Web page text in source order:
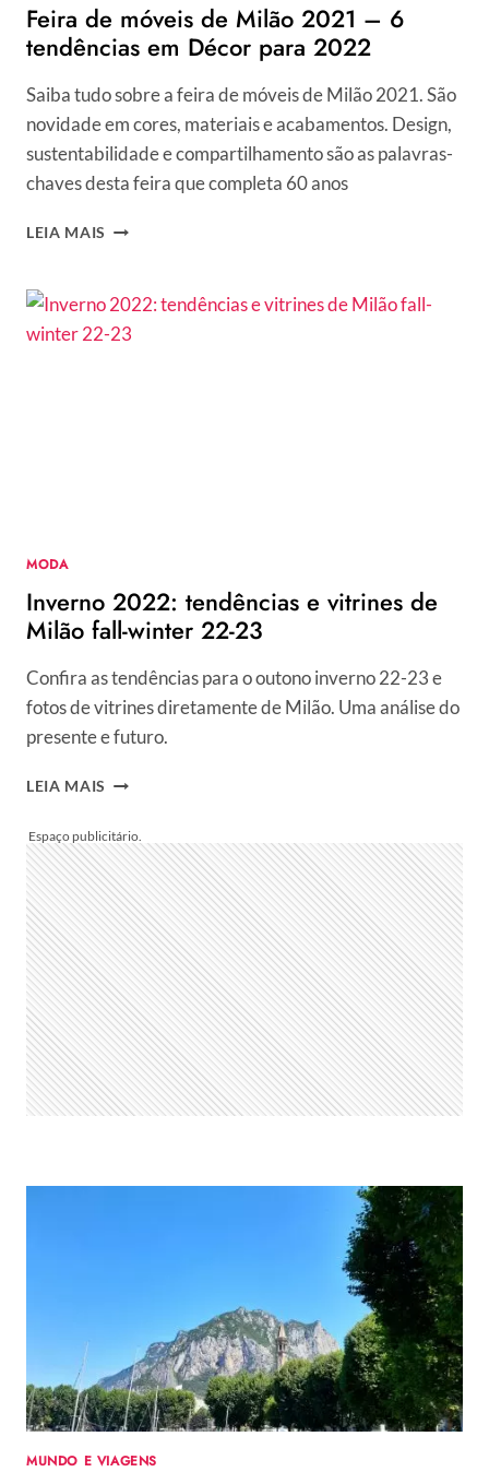
Feira de móveis de Milão 2021 – 6
tendências em Décor para 2022
Saiba tudo sobre a feira de móveis de Milão 2021. São
novidade em cores, materiais e acabamentos. Design,
sustentabilidade e compartilhamento são as palavras-
chaves desta feira que completa 60 anos
LEIA MAIS FEIRA
DE
2021
MODA
Inverno 2022: tendências e vitrines de
Milão fall-winter 22-23
Confira as tendências para o outono inverno 22-23 e
fotos de vitrines diretamente de Milão. Uma análise do
presente e futuro.
LEIA MAIS INVERNO
E
VITRINES
DE
MILÃO
FALL-
WINTER
22-
23
MUNDO E VIAGENS